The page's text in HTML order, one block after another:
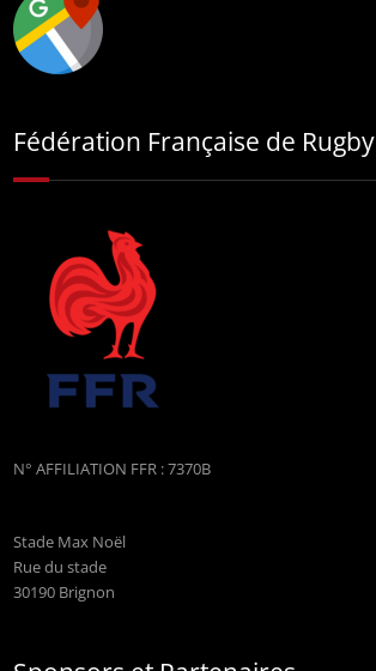
Fédération Française de Rugby
N° AFFILIATION FFR : 7370B
Stade Max Noël
Rue du stade
30190 Brignon